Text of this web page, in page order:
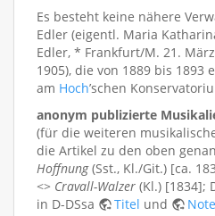
Es besteht keine nähere
Edler (eigentl. Maria
Edler, * Frankfurt/M. 21.
1905), die von 1889 bis 1893
am Hoch’schen
anonym publizierte
(für die weiteren
die Artikel zu den oben
Hoffnung(Sst., Kl./Git.) [ca.
<> Cravall-Walzer (Kl.) [1834];
in D-DSsa
Titel und